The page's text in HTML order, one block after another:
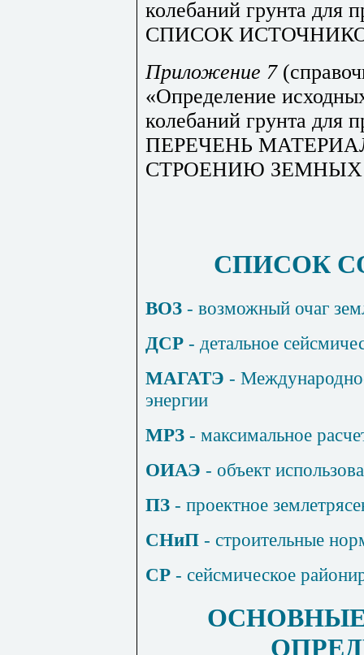
колебаний грунта для
СПИСОК
Приложение 7
«Определение
колебаний грунта для
ПЕРЕЧЕНЬ
СТРОЕНИЮ ЗЕМНЫХ
СПИСОК
ВОЗ - возможный очаг
ДСР - детальное
МАГАТЭ -
энергии
МРЗ - максимальное
ОИАЭ - объект
ПЗ - проектное
СНиП - строительные
СР - сейсмическое